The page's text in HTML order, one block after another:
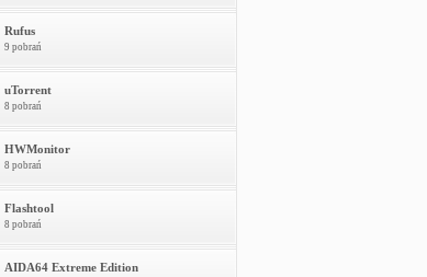
Rufus
9 pobrań
uTorrent
8 pobrań
HWMonitor
8 pobrań
Flashtool
8 pobrań
AIDA64 Extreme Edition